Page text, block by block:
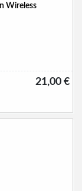
Wireless
21,00 €